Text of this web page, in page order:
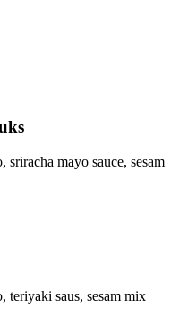
mayo sauce, sesam
teriyaki saus, sesam mix